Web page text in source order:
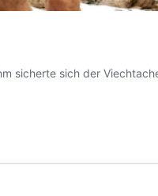
sicherte sich der